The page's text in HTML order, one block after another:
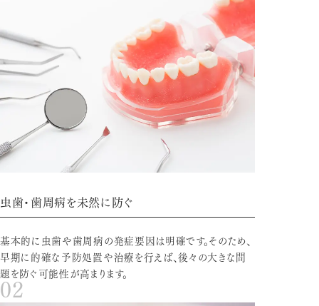
虫歯・歯周病を未然に防ぐ
基本的に虫歯や歯周病の発症要因は明確です。そのため、
早期に的確な予防処置や治療を行えば、後々の大きな問
題を防ぐ可能性が高まります。
02